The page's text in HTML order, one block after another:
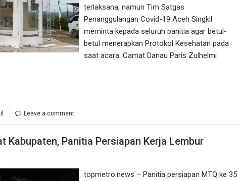
terlaksana, namun Tim Satgas
Penanggulangan Covid-19 Aceh Singkil
meminta kepada seluruh panitia agar betul-
betul menerapkan Protokol Kesehatan pada
saat acara. Camat Danau Paris Zulhelmi
Leave a comment
Kabupaten, Panitia Persiapan Kerja Lembur
topmetro.news – Panitia persiapan MTQ ke 35